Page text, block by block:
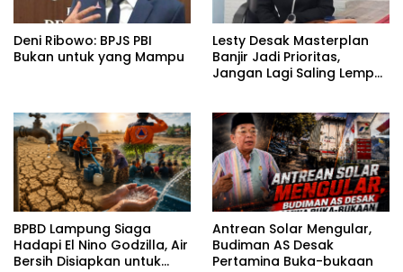
Deni Ribowo: BPJS PBI
Bukan untuk yang Mampu
Lesty Desak Masterplan
Banjir Jadi Prioritas,
Jangan Lagi Saling Lempar
BPBD Lampung Siaga
Hadapi El Nino Godzilla, Air
Bersih Disiapkan untuk
Antrean Solar Mengular,
Budiman AS Desak
Pertamina Buka-bukaan